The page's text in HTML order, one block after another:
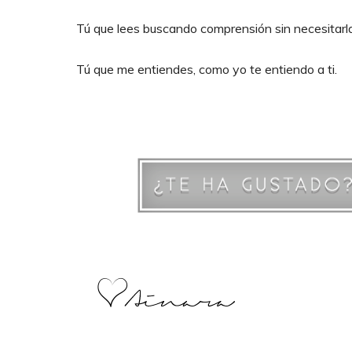
Tú que lees buscando comprensión sin
Tú que me entiendes, como yo te entiendo a ti.